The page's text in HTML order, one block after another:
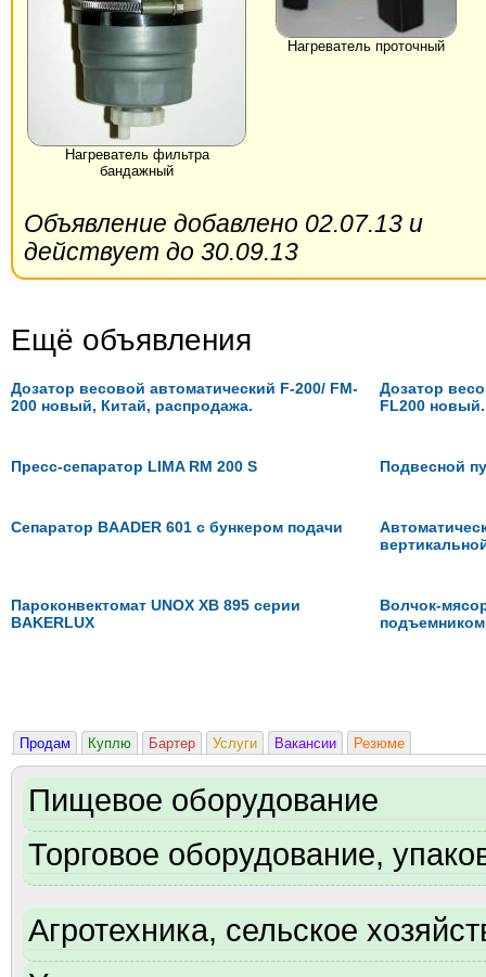
Нагреватель фильтра
бандажный
Нагреватель проточный
Объявление добавлено 02.07.13 и
действует до 30.09.13
Ещё объявления
Дозатор весовой автоматический F-200/ FM-
200 новый, Китай, распродажа.
Дозатор
FL200 новый.
Пресс-сепаратор LIMA RM 200 S Подвесной
Сепаратор BAADER 601 с бункером подачи
Пароконвектомат UNOX XB 895 серии
BAKERLUX
Волчок-
подъемником
Продам Куплю Бартер Услуги Вакансии Резюме
Пищевое оборудование
Торговое оборудование,
Агротехника, сельское